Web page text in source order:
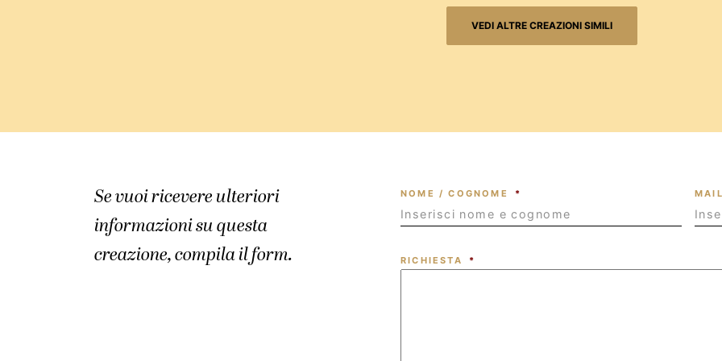
VEDI ALTRE CREAZIONI SIMILI
Se vuoi ricevere ulteriori
informazioni su questa
creazione, compila il form.
NOME / COGNOME *
RICHIESTA *